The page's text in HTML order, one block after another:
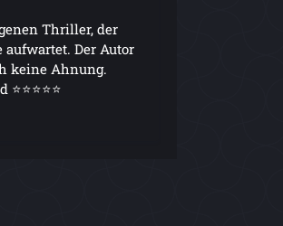
Thriller, der
Der Autor
keine Ahnung.